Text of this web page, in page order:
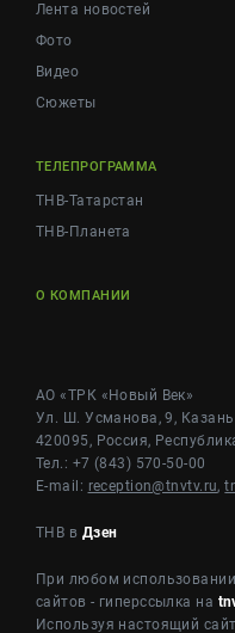
Лента новостей
Фото
Видео
Сюжеты
ТЕЛЕПРОГРАММА
ТНВ-Татарстан
ТНВ-Планета
О КОМПАНИИ
АО «ТРК «Новый Век»
Ул. Ш. Усманова, 9, Казань
420095, Россия,
Тел.: +7 (843) 570-50-00
E-mail: reception@tnvtv.ru,
ТНВ в Дзен
При любом
сайтов - гиперссылка на
Используя настоящий